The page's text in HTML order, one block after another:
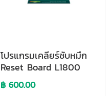
โปรแกรมเคลียร์ซับหมึก
Reset Board L1800
฿ 600.00